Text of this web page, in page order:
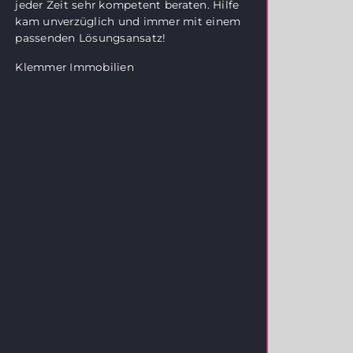
jeder Zeit sehr kompetent beraten. Hilfe
kam unverzüglich und immer mit einem
passenden Lösungsansatz!
Klemmer Immobilien